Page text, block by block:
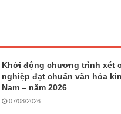
Khởi động chương trình xét
nghiệp đạt chuẩn văn hóa
Nam – năm 2026
07/08/2026